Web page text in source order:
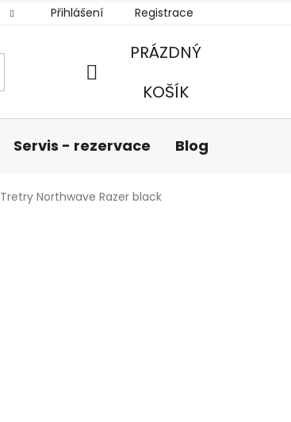
Přihlášení Registrace
NÁKUPNÍ
PRÁZDNÝ
KOŠÍK
Servis - rezervace Blog
Tretry Northwave Razer black